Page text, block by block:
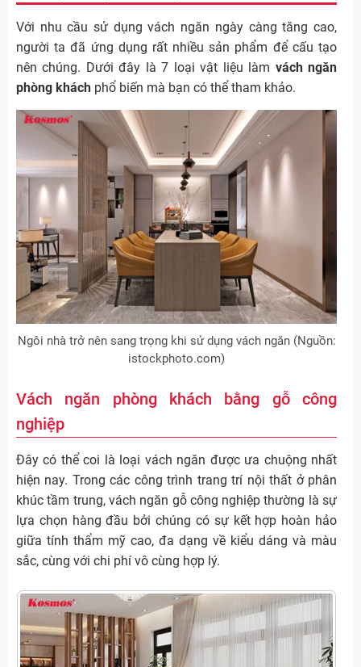
Với nhu cầu sử dụng vách ngăn ngày càng tăng cao,
người ta đã ứng dụng rất nhiều sản phẩm để cấu tạo
nên chúng. Dưới đây là 7 loại vật liệu làm vách ngăn
phòng khách phổ biến mà bạn có thể tham khảo.
Ngôi nhà trở nên sang trọng khi sử dụng vách ngăn (Nguồn:
istockphoto.com)
Vách ngăn phòng khách bằng gỗ công
nghiệp
Đây có thể coi là loại vách ngăn được ưa chuộng nhất
hiện nay. Trong các công trình trang trí nội thất ở phân
khúc tầm trung, vách ngăn gỗ công nghiệp thường là sự
lựa chọn hàng đầu bởi chúng có sự kết hợp hoàn hảo
giữa tính thẩm mỹ cao, đa dạng về kiểu dáng và màu
sắc, cùng với chi phí vô cùng hợp lý.